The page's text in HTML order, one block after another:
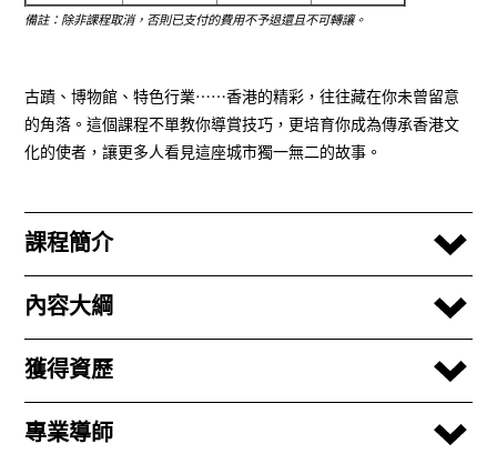
備註：除非課程取消，否則已支付的費用不予退還且不可轉讓。
古蹟、博物館、特色行業⋯⋯香港的精彩，往往藏在你未曾留意
的角落。這個課程不單教你導賞技巧，更培育你成為傳承香港文
化的使者，讓更多人看見這座城市獨一無二的故事。
課程簡介
內容大綱
獲得資歷
專業導師